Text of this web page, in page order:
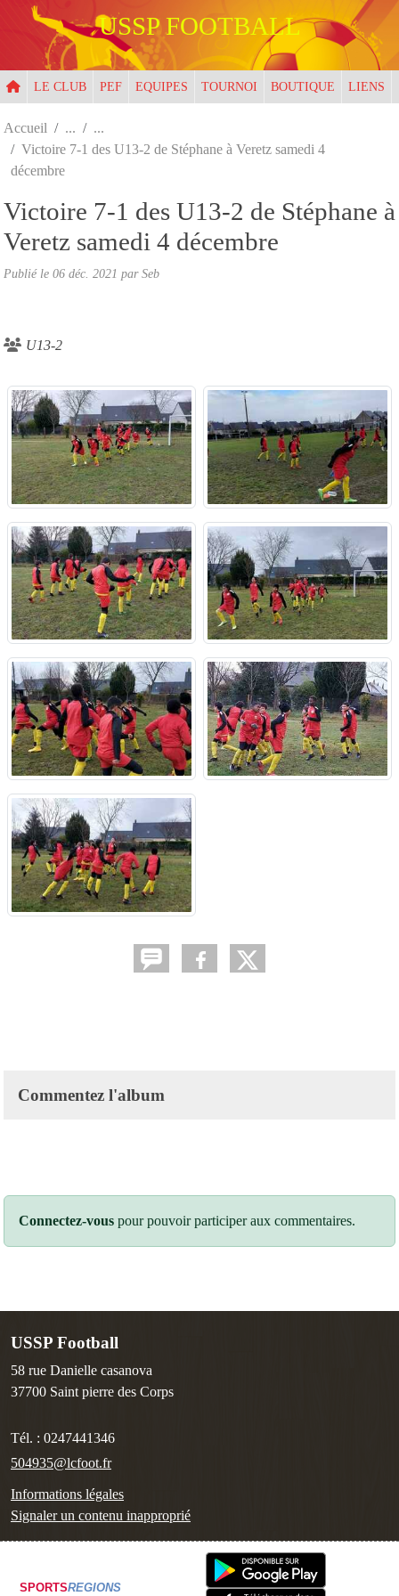
USSP FOOTBALL
LE CLUB PEF EQUIPES TOURNOI BOUTIQUE LIENS
Accueil
Victoire 7-1 des U13-2 de Stéphane à Veretz samedi 4
décembre
Victoire 7-1 des U13-2 de Stéphane à
Veretz samedi 4 décembre
Publié le 06 déc. 2021 parSeb
U13-2
Commentez l'album
Connectez-vous pour pouvoir participer aux commentaires.
USSP Football
58 rue Danielle casanova
37700 Saint pierre des Corps
Tél. : 0247441346
504935@lcfoot.fr
Informations légales
Signaler un contenu inapproprié
SPORTSREGIONS
Panneau de gestion des cookies